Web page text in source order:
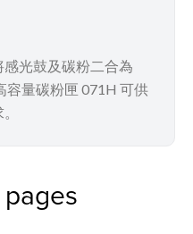
光鼓及碳粉二合為
容量碳粉匣 071H 可供